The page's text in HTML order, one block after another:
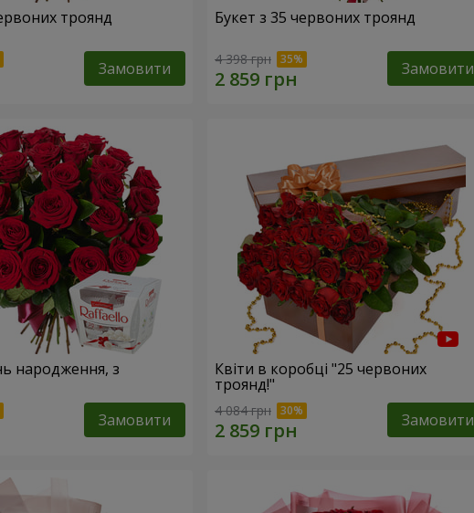
троянд
Замовити
Букет з 35 червоних троянд
4 398 грн Замовити
народження, з
Замовити
Квіти в коробці "25 червоних
троянд!"
4 084 грн Замовити